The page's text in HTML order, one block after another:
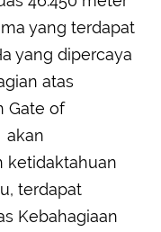
yang terdapat
yang dipercaya
atas
Gate of
akan
ketidaktahuan
terdapat
Kebahagiaan